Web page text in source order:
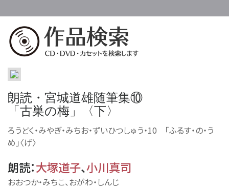
朗読・宮城道雄随筆集⑩
「古巣の梅」〈下〉
ろうどく・みやぎ・みちお・ずいひつしゅう・10 「ふるす・の・う
め」〈げ〉
朗読：大塚道子、小川真司
おおつか・みちこ、おがわ・しんじ